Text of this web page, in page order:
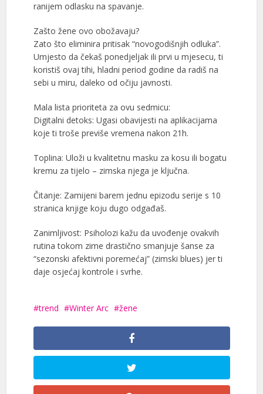
ranijem odlasku na spavanje.
Zašto žene ovo obožavaju?
Zato što eliminira pritisak “novogodišnjih odluka”.
Umjesto da čekaš ponedjeljak ili prvi u mjesecu, ti
koristiš ovaj tihi, hladni period godine da radiš na
sebi u miru, daleko od očiju javnosti.
Mala lista prioriteta za ovu sedmicu:
Digitalni detoks: Ugasi obavijesti na aplikacijama
koje ti troše previše vremena nakon 21h.
Toplina: Uloži u kvalitetnu masku za kosu ili bogatu
kremu za tijelo – zimska njega je ključna.
Čitanje: Zamijeni barem jednu epizodu serije s 10
stranica knjige koju dugo odgađaš.
Zanimljivost: Psiholozi kažu da uvođenje ovakvih
rutina tokom zime drastično smanjuje šanse za
“sezonski afektivni poremećaj” (zimski blues) jer ti
daje osjećaj kontrole i svrhe.
trend Winter Arc žene